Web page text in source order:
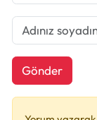
Gönder